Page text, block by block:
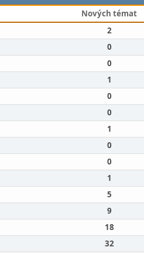
Nových témat
2
0
0
1
0
0
1
0
0
1
5
9
18
32